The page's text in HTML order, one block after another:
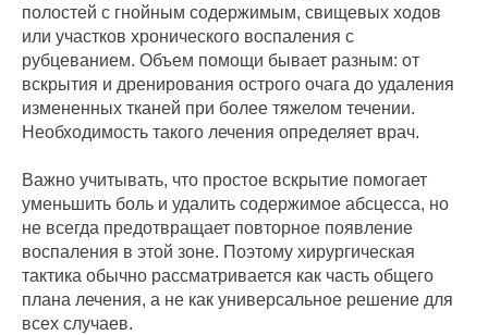
полостей с гнойным содержимым, свищевых ходов
или участков хронического воспаления с
рубцеванием. Объем помощи бывает разным: от
вскрытия и дренирования острого очага до удаления
измененных тканей при более тяжелом течении.
Необходимость такого лечения определяет врач.
Важно учитывать, что простое вскрытие помогает
уменьшить боль и удалить содержимое абсцесса, но
не всегда предотвращает повторное появление
воспаления в этой зоне. Поэтому хирургическая
тактика обычно рассматривается как часть общего
плана лечения, а не как универсальное решение для
всех случаев.